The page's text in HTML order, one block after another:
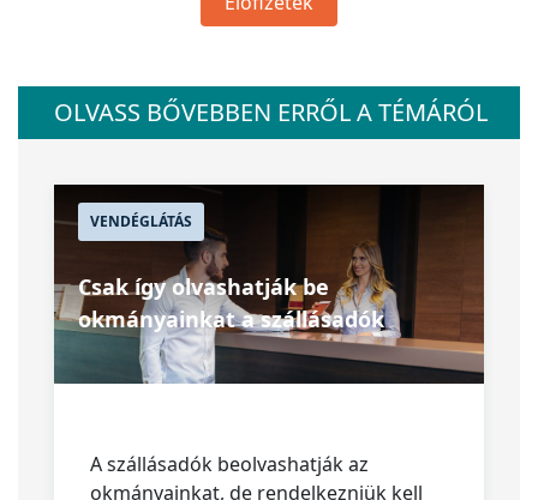
OLVASS BŐVEBBEN ERRŐL A TÉMÁRÓL
VENDÉGLÁTÁS
Csak így olvashatják be
okmányainkat a szállásadók
A szállásadók beolvashatják az
okmányainkat, de rendelkezniük kell